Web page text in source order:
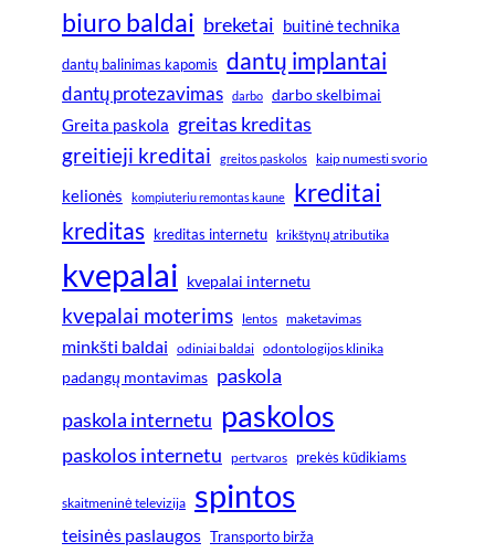
biuro baldai breketai buitinė technika
dantų balinimas kapomis dantų implantai
dantų protezavimas darbo darbo skelbimai
Greita paskola greitas kreditas
greitieji kreditai greitos paskolos kaip numesti svorio
kelionės kompiuteriu remontas kaune kreditai
kreditas kreditas internetu krikštynų atributika
kvepalai kvepalai internetu
kvepalai moterims lentos maketavimas
minkšti baldai odiniai baldai odontologijos klinika
padangų montavimas paskola
paskola internetu paskolos
paskolos internetu pertvaros prekės kūdikiams
skaitmeninė televizija spintos
teisinės paslaugos Transporto birža